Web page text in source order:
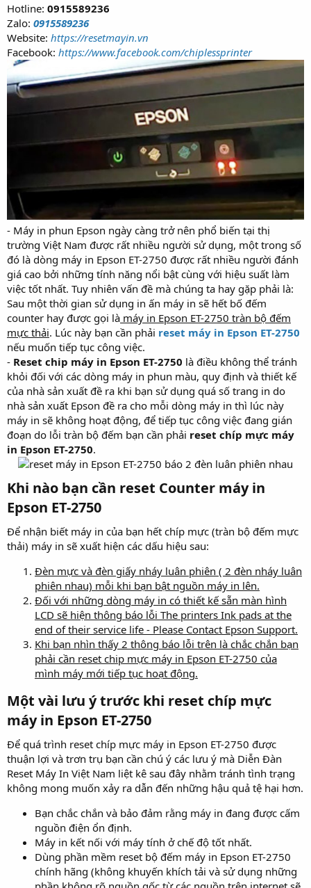
Hotline: 0915589236
Zalo: 0915589236
Website: https://resetmayin.vn
Facebook: https://www.facebook.com/chiplessprinter
- Máy in phun Epson ngày càng trở nên phổ biến tại thị
trường Việt Nam được rất nhiều người sử dụng, một trong số
đó là dòng máy in Epson ET-2750 được rất nhiều người đánh
giá cao bởi những tính năng nổi bật cùng với hiệu suất làm
việc tốt nhất. Tuy nhiên vấn đề mà chúng ta hay gặp phải là:
Sau một thời gian sử dụng in ấn máy in sẽ hết bố đếm
counter hay được gọi là máy in Epson ET-2750 tràn bộ đếm
mực thải. Lúc này bạn cần phải reset máy in Epson ET-2750
nếu muốn tiếp tục công việc.
- Reset chip máy in Epson ET-2750 là điều không thể tránh
khỏi đối với các dòng máy in phun màu, quy định và thiết kế
của nhà sản xuất đề ra khi bạn sử dụng quá số trang in do
nhà sản xuất Epson đề ra cho mỗi dòng máy in thì lúc này
máy in sẽ không hoạt động, để tiếp tục công việc đang gián
đoạn do lỗi tràn bộ đếm bạn cần phải reset chíp mực máy
in Epson ET-2750.
Khi nào bạn cần reset Counter máy in
Epson ET-2750​
Để nhận biết máy in của bạn hết chíp mực (tràn bộ đếm mực
thải) máy in sẽ xuất hiện các dấu hiệu sau:
Đèn mực và đèn giấy nháy luân phiên ( 2 đèn nháy luân
phiên nhau) mỗi khi bạn bật nguồn máy in lên.
Đối với những dòng máy in có thiết kế sẵn màn hình
LCD sẽ hiện thông báo lỗi The printers Ink pads at the
end of their service life - Please Contact Epson Support.
Khi bạn nhìn thấy 2 thông báo lỗi trên là chắc chắn bạn
phải cần reset chip mực máy in Epson ET-2750 của
mình máy mới tiếp tục hoạt động.
Một vài lưu ý trước khi reset chíp mực
máy in Epson ET-2750​
Để quá trình reset chíp mực máy in Epson ET-2750 được
thuận lợi và trơn trụ bạn cần chú ý các lưu ý mà Diễn Đàn
Reset Máy In Việt Nam liệt kê sau đây nhằm tránh tình trạng
không mong muốn xảy ra dẫn đến những hậu quả tệ hại hơn.
Bạn chắc chắn và bảo đảm rằng máy in đang được cấm
nguồn điện ổn định.
Máy in kết nối với máy tính ở chế độ tốt nhất.
Dùng phần mềm reset bộ đếm máy in Epson ET-2750
chính hãng (không khuyến khích tải và sử dụng những